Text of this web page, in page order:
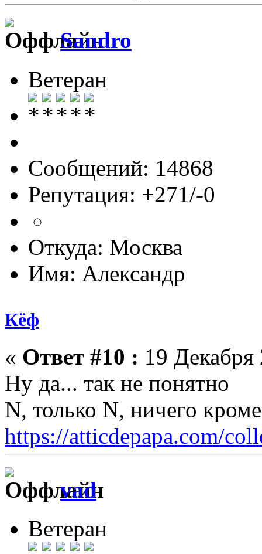
Sandro
Ветеран
Сообщений: 14868
Репутация: +271/-0
Откуда: Москва
Имя: Александр
Кёф
« Ответ #10 : 19
Ну да... так не понятно
N, только N, ничего
https://atticdepapa.com/
vad
Ветеран